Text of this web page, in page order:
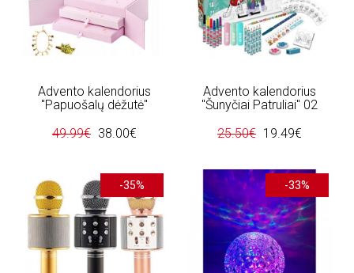
Advento kalendorius
"Papuošalų dėžutė"
49.99€ 38.00€
Advento kalendorius
"Šunyčiai Patruliai" 02
25.50€ 19.49€
-35% -33%